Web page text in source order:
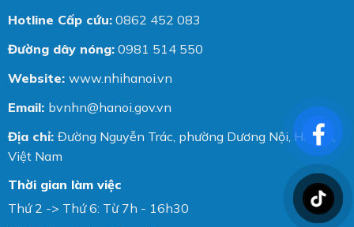
Hotline Cấp cứu: 0862 452 083
Đường dây nóng: 0981 514 550
Website: www.nhihanoi.vn
Email: bvnhn@hanoi.gov.vn
Địa chỉ: Đường Nguyễn Trác, phường Dương Nội, Hà Nội,
Việt Nam
Thời gian làm việc
Thứ 2 -> Thứ 6: Từ 7h - 16h30